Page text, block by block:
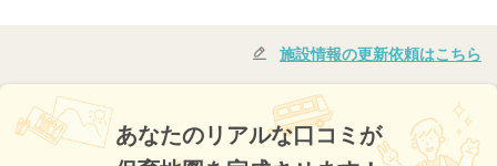
施設情報の更新依頼はこちら
あなたのリアルな口コミが